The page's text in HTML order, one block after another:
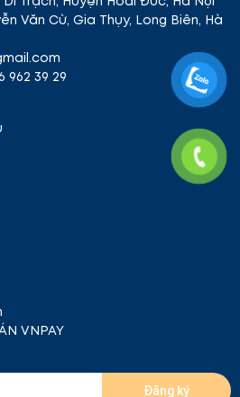
mềm môi. Thêm vào đó, bạc
mát lạnh, dễ chịu.
tán đều son và tạo hiệu ứng
căng mọng và lấp lánh suốt
mềm mịn, căng mọng và
ngay để cảm nhận sự khác
Văn Cừ, Gia Thụy, Long Biên, Hà
962 39 29
VNPAY
Đăng ký